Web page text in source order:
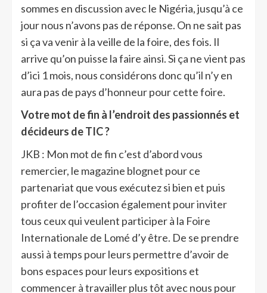
sommes en discussion avec le Nigéria, jusqu’à ce
jour nous n’avons pas de réponse. On ne sait pas
si ça va venir à la veille de la foire, des fois. Il
arrive qu’on puisse la faire ainsi. Si ça ne vient pas
d’ici 1 mois, nous considérons donc qu’il n’y en
aura pas de pays d’honneur pour cette foire.
Votre mot de fin à l’endroit des passionnés et
décideurs de TIC ?
JKB : Mon mot de fin c’est d’abord vous
remercier, le magazine blognet pour ce
partenariat que vous exécutez si bien et puis
profiter de l’occasion également pour inviter
tous ceux qui veulent participer à la Foire
Internationale de Lomé d’y être. De se prendre
aussi à temps pour leurs permettre d’avoir de
bons espaces pour leurs expositions et
commencer à travailler plus tôt avec nous pour